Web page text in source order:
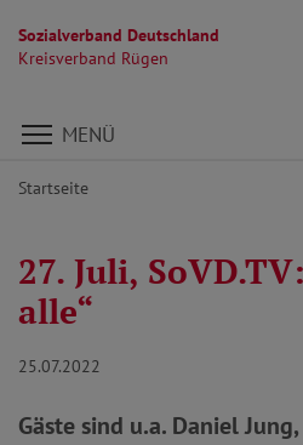
Sozialverband Deutschland
Kreisverband Rügen
Direkt zu den Inhalten springen
MENÜ
Startseite
27. Juli,
alle“
25.07.2022
Gäste sind u.a. Daniel